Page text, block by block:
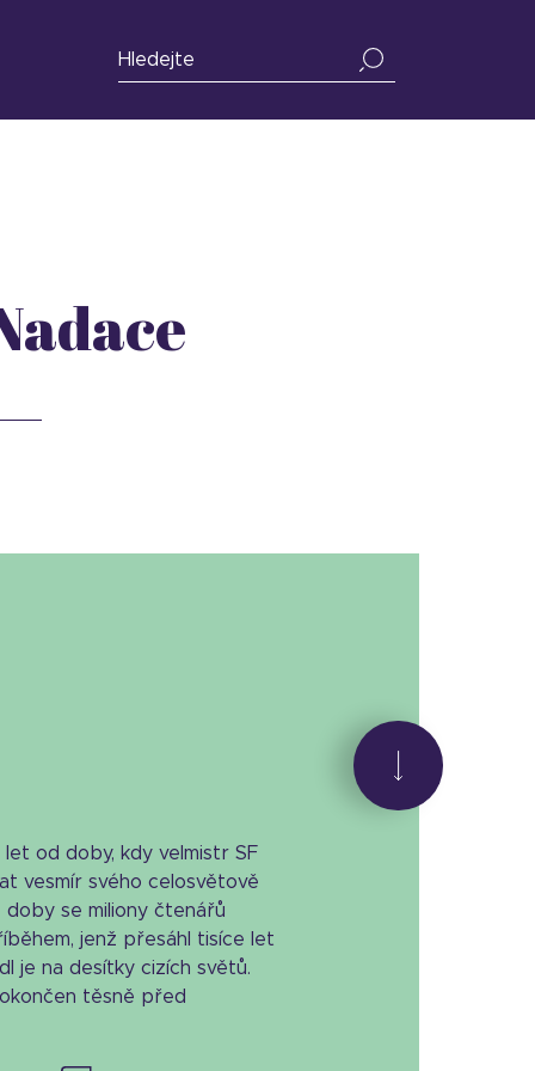
od doby, kdy velmistr SF
vesmír svého celosvětově
se miliony čtenářů
jenž přesáhl tisíce let
je na desítky cizích světů.
těsně před